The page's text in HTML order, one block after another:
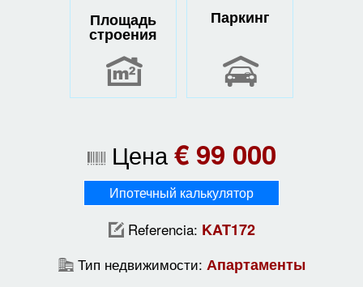
Площадь
строения
Паркинг
Цена€ 99 000
Ипотечный калькулятор
Referencia: KAT172
Тип недвижимости: Апартаменты